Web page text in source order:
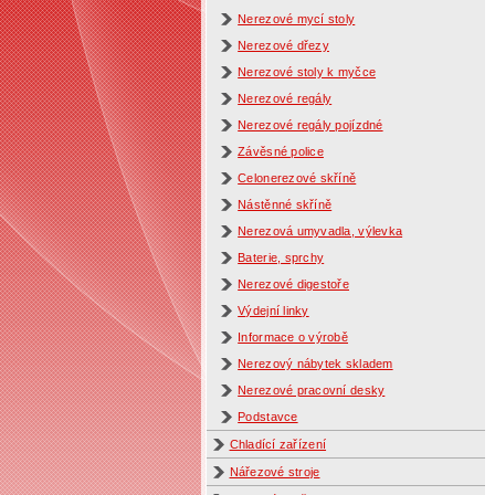
Nerezové mycí stoly
Nerezové dřezy
Nerezové stoly k myčce
Nerezové regály
Nerezové regály pojízdné
Závěsné police
Celonerezové skříně
Nástěnné skříně
Nerezová umyvadla, výlevka
Baterie, sprchy
Nerezové digestoře
Výdejní linky
Informace o výrobě
Nerezový nábytek skladem
Nerezové pracovní desky
Podstavce
Chladící zařízení
Nářezové stroje